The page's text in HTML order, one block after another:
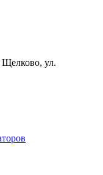
Щелково, ул.